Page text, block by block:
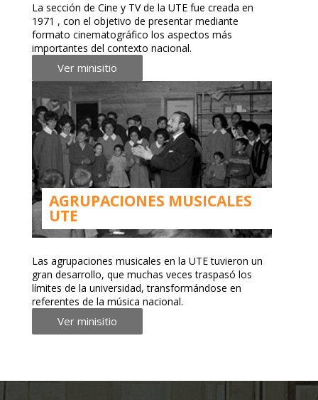
La sección de Cine y TV de la UTE fue creada en
1971 , con el objetivo de presentar mediante
formato cinematográfico los aspectos más
importantes del contexto nacional.
Ver minisitio
AGRUPACIONES MUSICALES
UTE
Las agrupaciones musicales en la UTE tuvieron un
gran desarrollo, que muchas veces traspasó los
límites de la universidad, transformándose en
referentes de la música nacional.
Ver minisitio